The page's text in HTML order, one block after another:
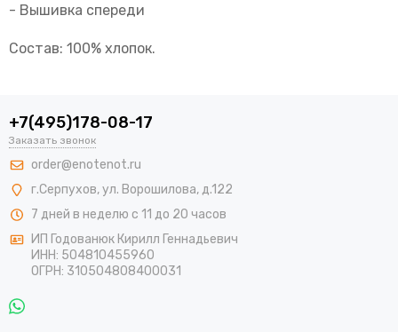
- Вышивка спереди
Состав: 100% хлопок.
+7(495)178-08-17
Заказать звонок
order@enotenot.ru
г.Серпухов, ул. Ворошилова, д.122
7 дней в неделю с 11 до 20 часов
ИП Годованюк Кирилл Геннадьевич
ИНН: 504810455960
ОГРН: 310504808400031